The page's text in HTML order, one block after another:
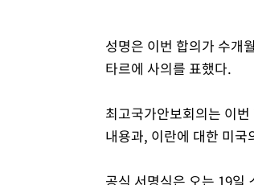
성명은 이번 합의가 수개
타르에 사의를 표했다.
최고국가안보회의는 이
내용과, 이란에 대한 미
공식 서명식은 오는 19일